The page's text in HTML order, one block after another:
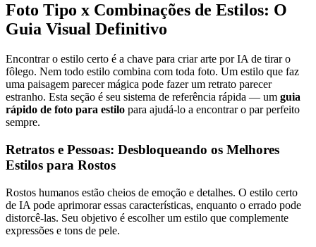
Foto Tipo x Combinações de Estilos: O
Guia Visual Definitivo
Encontrar o estilo certo é a chave para criar arte por IA de tirar o
fôlego. Nem todo estilo combina com toda foto. Um estilo que faz
uma paisagem parecer mágica pode fazer um retrato parecer
estranho. Esta seção é seu sistema de referência rápida — um guia
rápido de foto para estilo para ajudá-lo a encontrar o par perfeito
sempre.
Retratos e Pessoas: Desbloqueando os Melhores
Estilos para Rostos
Rostos humanos estão cheios de emoção e detalhes. O estilo certo
de IA pode aprimorar essas características, enquanto o errado pode
distorcê-las. Seu objetivo é escolher um estilo que complemente
expressões e tons de pele.